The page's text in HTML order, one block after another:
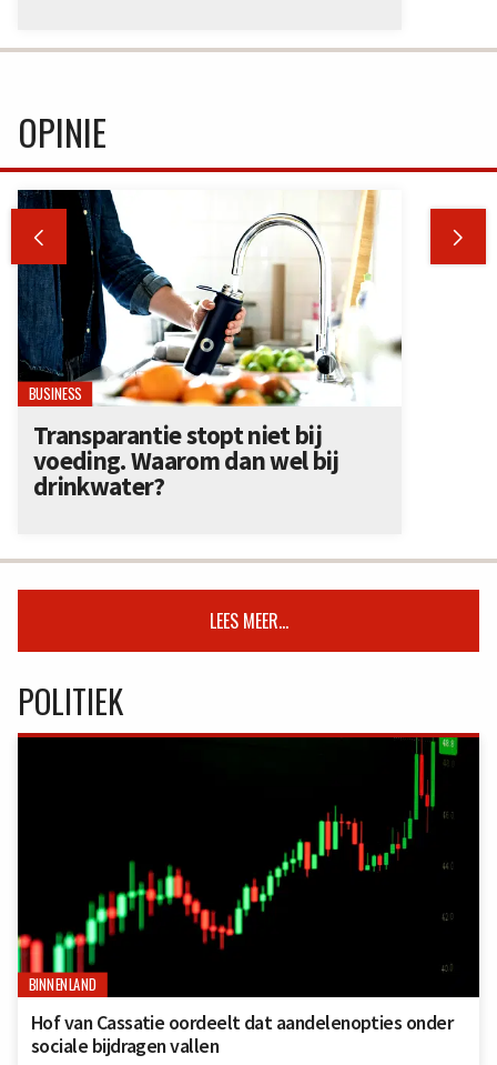
OPINIE
 
BUSINESS
Transparantie stopt niet bij
voeding. Waarom dan wel bij
drinkwater?
LEES MEER...
POLITIEK
BINNENLAND
Hof van Cassatie oordeelt dat aandelenopties onder
sociale bijdragen vallen